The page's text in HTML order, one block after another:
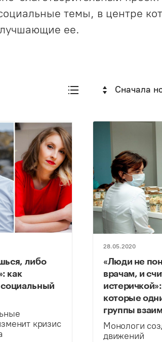
темы, в центре
ее.
Сначала
либо
как
кризис
28.05.2020
«Люди не
врачам, и
которые
группы
Монологи
движений